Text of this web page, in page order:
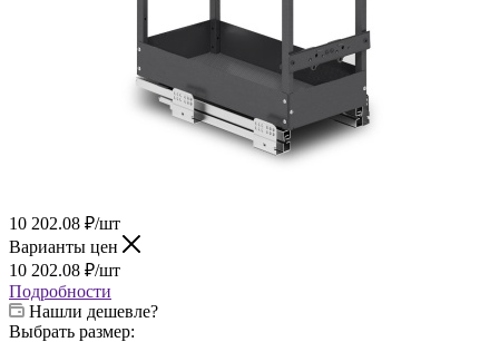
10 202.08 ₽/шт
Варианты цен
10 202.08 ₽/шт
Подробности
Нашли дешевле?
Выбрать размер: